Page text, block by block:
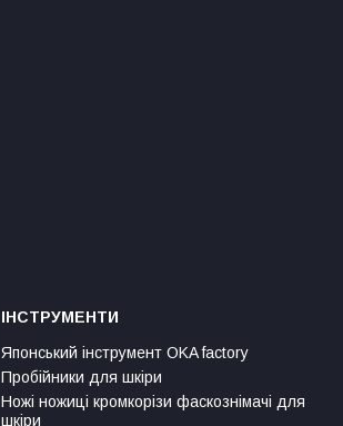
ІНСТРУМЕНТИ
Японський інструмент OKA factory
Пробійники для шкіри
Ножі ножиці кромкорізи фаскознімачі для
шкіри